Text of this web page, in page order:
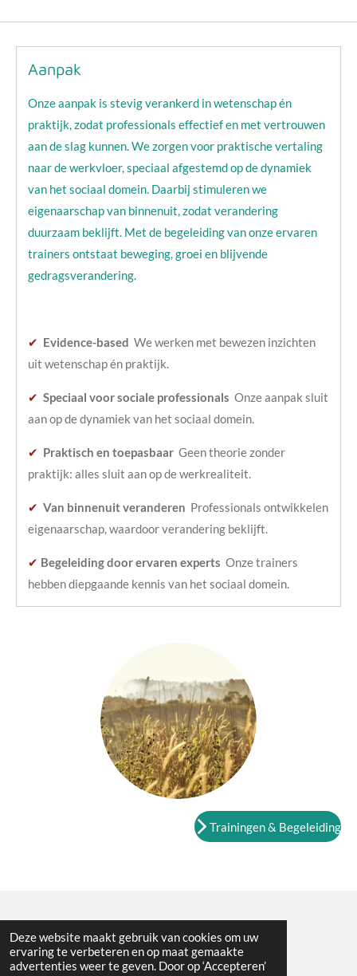
Deze website maakt gebruik van cookies om uw
ervaring te verbeteren en op maat gemaakte
advertenties weer te geven. Door op ‘Accepteren’
Aanpak
Onze aanpak is stevig verankerd in wetenschap én
praktijk, zodat professionals effectief en met vertrouwen
aan de slag kunnen. We zorgen voor praktische vertaling
naar de werkvloer, speciaal afgestemd op de dynamiek
van het sociaal domein. Daarbij stimuleren we
eigenaarschap van binnenuit, zodat verandering
duurzaam beklijft. Met de begeleiding van onze ervaren
trainers ontstaat beweging, groei en blijvende
gedragsverandering.
✔ Evidence-based We werken met bewezen inzichten
uit wetenschap én praktijk.
✔ Speciaal voor sociale professionals Onze aanpak sluit
aan op de dynamiek van het sociaal domein.
✔ Praktisch en toepasbaar Geen theorie zonder
praktijk: alles sluit aan op de werkrealiteit.
✔ Van binnenuit veranderen Professionals ontwikkelen
eigenaarschap, waardoor verandering beklijft.
✔ Begeleiding door ervaren experts Onze trainers
hebben diepgaande kennis van het sociaal domein.
Trainingen & Begeleiding